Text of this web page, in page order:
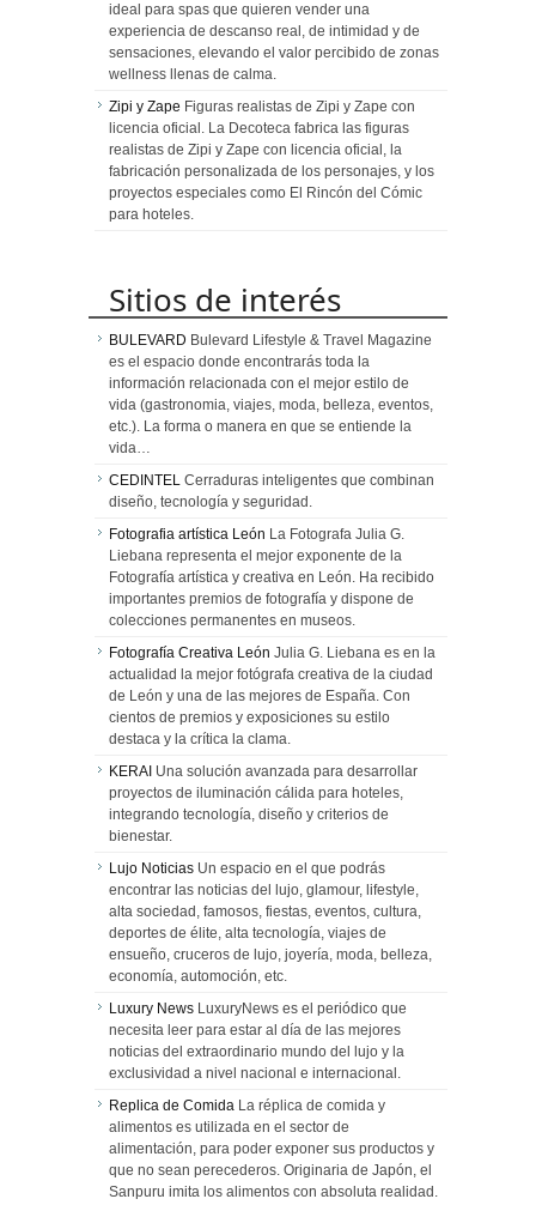
ideal para spas que quieren vender una
experiencia de descanso real, de intimidad y de
sensaciones, elevando el valor percibido de zonas
wellness llenas de calma.
Zipi y Zape Figuras realistas de Zipi y Zape con
licencia oficial. La Decoteca fabrica las figuras
realistas de Zipi y Zape con licencia oficial, la
fabricación personalizada de los personajes, y los
proyectos especiales como El Rincón del Cómic
para hoteles.
Sitios de interés
BULEVARD Bulevard Lifestyle & Travel Magazine
es el espacio donde encontrarás toda la
información relacionada con el mejor estilo de
vida (gastronomia, viajes, moda, belleza, eventos,
etc.). La forma o manera en que se entiende la
vida…
CEDINTEL Cerraduras inteligentes que combinan
diseño, tecnología y seguridad.
Fotografia artística León La Fotografa Julia G.
Liebana representa el mejor exponente de la
Fotografía artística y creativa en León. Ha recibido
importantes premios de fotografía y dispone de
colecciones permanentes en museos.
Fotografía Creativa León Julia G. Liebana es en la
actualidad la mejor fotógrafa creativa de la ciudad
de León y una de las mejores de España. Con
cientos de premios y exposiciones su estilo
destaca y la crítica la clama.
KERAI Una solución avanzada para desarrollar
proyectos de iluminación cálida para hoteles,
integrando tecnología, diseño y criterios de
bienestar.
Lujo Noticias Un espacio en el que podrás
encontrar las noticias del lujo, glamour, lifestyle,
alta sociedad, famosos, fiestas, eventos, cultura,
deportes de élite, alta tecnología, viajes de
ensueño, cruceros de lujo, joyería, moda, belleza,
economía, automoción, etc.
Luxury News LuxuryNews es el periódico que
necesita leer para estar al día de las mejores
noticias del extraordinario mundo del lujo y la
exclusividad a nivel nacional e internacional.
Replica de Comida La réplica de comida y
alimentos es utilizada en el sector de
alimentación, para poder exponer sus productos y
que no sean perecederos. Originaria de Japón, el
Sanpuru imita los alimentos con absoluta realidad.